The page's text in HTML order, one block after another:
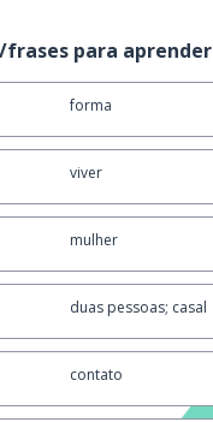
frases para aprender
forma
viver
mulher
duas pessoas; casal
contato